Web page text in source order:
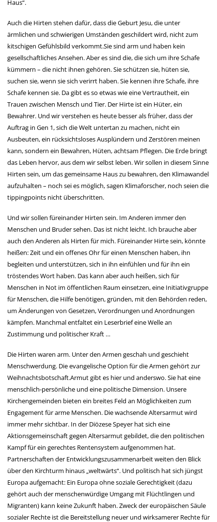
Haus“.
Auch die Hirten stehen dafür, dass die Geburt Jesu, die unter
ärmlichen und schwierigen Umständen geschildert wird, nicht zum
kitschigen Gefühlsbild verkommt.Sie sind arm und haben kein
gesellschaftliches Ansehen. Aber es sind die, die sich um ihre Schafe
kümmern – die nicht ihnen gehören. Sie schützen sie, hüten sie,
suchen sie, wenn sie sich verirrt haben. Sie kennen ihre Schafe, ihre
Schafe kennen sie. Da gibt es so etwas wie eine Vertrautheit, ein
Trauen zwischen Mensch und Tier. Der Hirte ist ein Hüter, ein
Bewahrer. Und wir verstehen es heute besser als früher, dass der
Auftrag in Gen 1, sich die Welt untertan zu machen, nicht ein
Ausbeuten, ein rücksichtsloses Ausplündern und Zerstören meinen
kann, sondern ein Bewahren, Hüten, achtsam Pflegen. Die Erde bringt
das Leben hervor, aus dem wir selbst leben. Wir sollen in diesem Sinne
Hirten sein, um das gemeinsame Haus zu bewahren, den Klimawandel
aufzuhalten – noch sei es möglich, sagen Klimaforscher, noch seien die
tippingpoints nicht überschritten.
Und wir sollen füreinander Hirten sein. Im Anderen immer den
Menschen und Bruder sehen. Das ist nicht leicht. Ich brauche aber
auch den Anderen als Hirten für mich. Füreinander Hirte sein, könnte
heißen: Zeit und ein offenes Ohr für einen Menschen haben, ihn
begleiten und unterstützen, sich in ihn einfühlen und für ihn ein
tröstendes Wort haben. Das kann aber auch heißen, sich für
Menschen in Not im öffentlichen Raum einsetzen, eine Initiativgruppe
für Menschen, die Hilfe benötigen, gründen, mit den Behörden reden,
um Änderungen von Gesetzen, Verordnungen und Anordnungen
kämpfen. Manchmal entfaltet ein Leserbrief eine Welle an
Zustimmung und politischer Kraft …
Die Hirten waren arm. Unter den Armen geschah und geschieht
Menschwerdung. Die evangelische Option für die Armen gehört zur
Weihnachtsbotschaft.Armut gibt es hier und anderswo. Sie hat eine
menschlich-persönliche und eine politische Dimension. Unsere
Kirchengemeinden bieten ein breites Feld an Möglichkeiten zum
Engagement für arme Menschen. Die wachsende Altersarmut wird
immer mehr sichtbar. In der Diözese Speyer hat sich eine
Aktionsgemeinschaft gegen Altersarmut gebildet, die den politischen
Kampf für ein gerechtes Rentensystem aufgenommen hat.
Partnerschaften der Entwicklungszusammenarbeit weiten den Blick
über den Kirchturm hinaus „weltwärts“. Und politisch hat sich jüngst
Europa aufgemacht: Ein Europa ohne soziale Gerechtigkeit (dazu
gehört auch der menschenwürdige Umgang mit Flüchtlingen und
Migranten) kann keine Zukunft haben. Zweck der europäischen Säule
sozialer Rechte ist die Bereitstellung neuer und wirksamerer Rechte für